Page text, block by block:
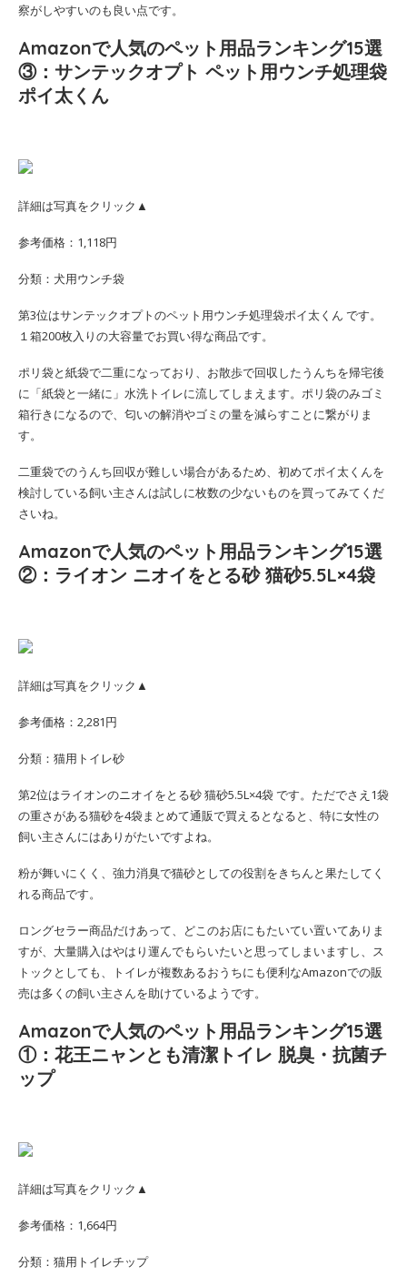
察がしやすいのも良い点です。
Amazonで人気のペット用品ランキング15選
③：サンテックオプト ペット用ウンチ処理袋
ポイ太くん
詳細は写真をクリック▲
参考価格：1,118円
分類：犬用ウンチ袋
第3位はサンテックオプトのペット用ウンチ処理袋ポイ太くん です。
１箱200枚入りの大容量でお買い得な商品です。
ポリ袋と紙袋で二重になっており、お散歩で回収したうんちを帰宅後
に「紙袋と一緒に」水洗トイレに流してしまえます。ポリ袋のみゴミ
箱行きになるので、匂いの解消やゴミの量を減らすことに繋がりま
す。
二重袋でのうんち回収が難しい場合があるため、初めてポイ太くんを
検討している飼い主さんは試しに枚数の少ないものを買ってみてくだ
さいね。
Amazonで人気のペット用品ランキング15選
②：ライオン ニオイをとる砂 猫砂5.5L×4袋
詳細は写真をクリック▲
参考価格：2,281円
分類：猫用トイレ砂
第2位はライオンのニオイをとる砂 猫砂5.5L×4袋 です。ただでさえ1袋
の重さがある猫砂を4袋まとめて通販で買えるとなると、特に女性の
飼い主さんにはありがたいですよね。
粉が舞いにくく、強力消臭で猫砂としての役割をきちんと果たしてく
れる商品です。
ロングセラー商品だけあって、どこのお店にもたいてい置いてありま
すが、大量購入はやはり運んでもらいたいと思ってしまいますし、ス
トックとしても、トイレが複数あるおうちにも便利なAmazonでの販
売は多くの飼い主さんを助けているようです。
Amazonで人気のペット用品ランキング15選
①：花王ニャンとも清潔トイレ 脱臭・抗菌チ
ップ
詳細は写真をクリック▲
参考価格：1,664円
分類：猫用トイレチップ